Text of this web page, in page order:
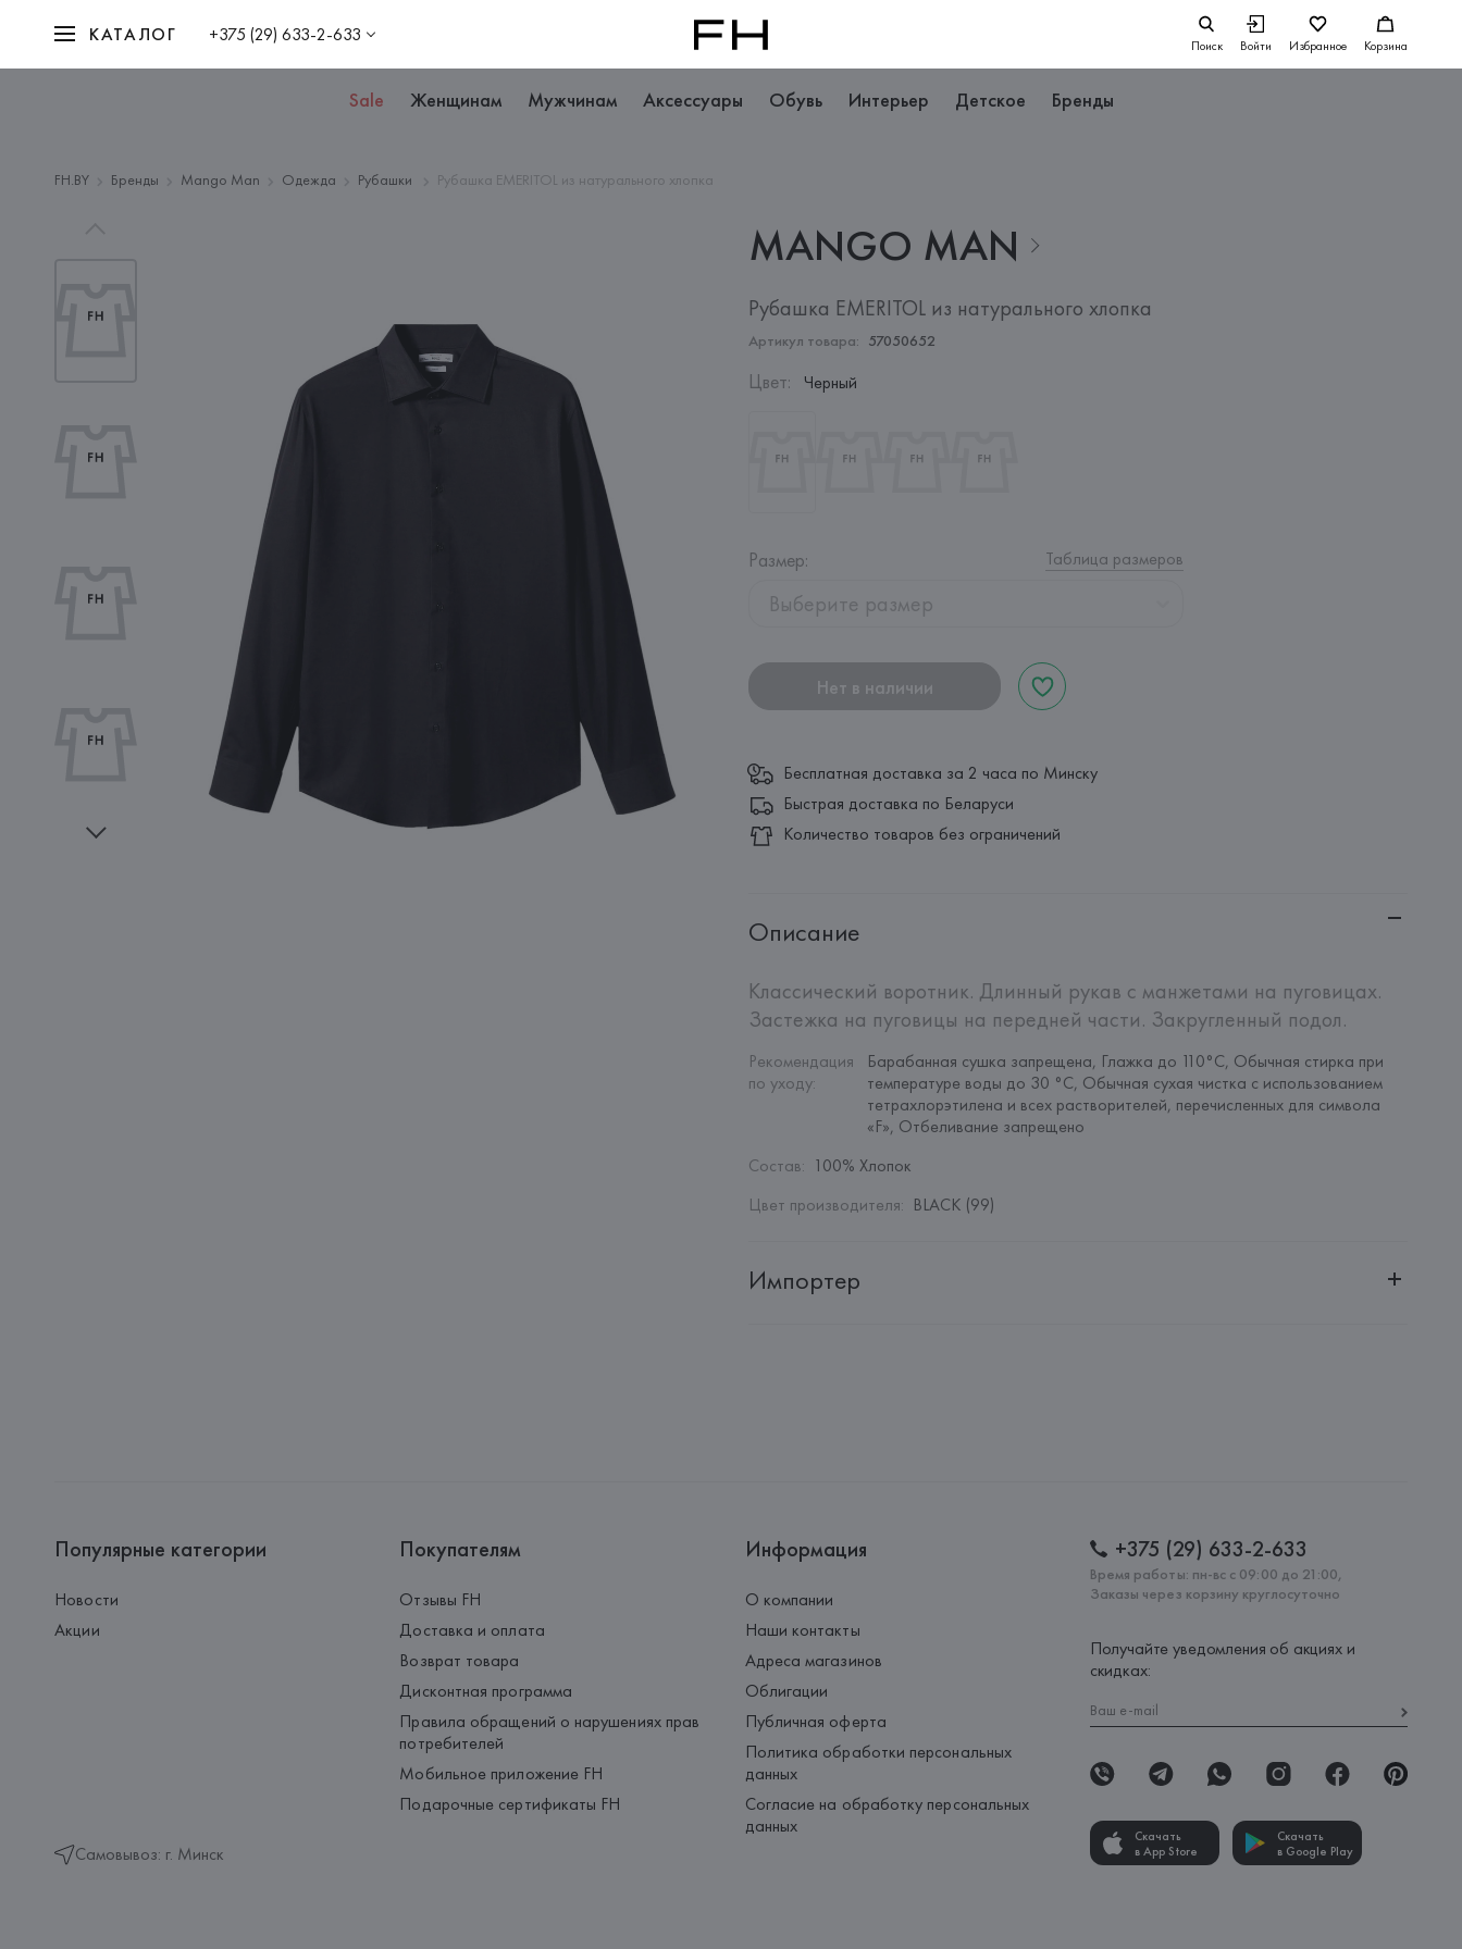
КАТАЛОГ +375 (29) 633-2-633 Поиск Войти Избранное Корзина
Sale Женщинам Мужчинам Аксессуары Обувь Интерьер Детское Бренды
FH.BY Бренды Mango Man Одежда Рубашки Рубашка EMERITOL из натурального хлопка
MANGO MAN
Рубашка EMERITOL из натурального хлопка
Артикул товара: 57050652
Цвет: Черный
Размер: Таблица размеров
Выберите размер
Нет в наличии
Бесплатная доставка за 2 часа по Минску
Быстрая доставка по Беларуси
Количество товаров без ограничений
Описание
Классический воротник. Длинный рукав с манжетами на пуговицах.
Застежка на пуговицы на передней части. Закругленный подол.
Рекомендация
по уходу:
Барабанная сушка запрещена, Глажка до 110°C, Обычная стирка при
температуре воды до 30 °C, Обычная сухая чистка с использованием
тетрахлорэтилена и всех растворителей, перечисленных для символа
«F», Отбеливание запрещено
Состав: 100% Хлопок
Цвет производителя: BLACK (99)
Импортер
Популярные категории
Новости
Акции
Самовывоз: г. Минск
Покупателям
Отзывы FH
Доставка и оплата
Возврат товара
Дисконтная программа
Правила обращений о нарушениях прав
потребителей
Мобильное приложение FH
Подарочные сертификаты FH
Информация
О компании
Наши контакты
Адреса магазинов
Облигации
Публичная оферта
Политика обработки персональных
данных
Согласие на обработку персональных
данных
+375 (29) 633-2-633
Время работы: пн-вс с 09:00 до 21:00,
Заказы через корзину круглосуточно
Получайте уведомления об акциях и
скидках:
Скачать
в App Store
Скачать
в Google Play